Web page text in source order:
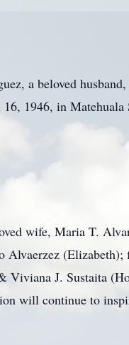
a beloved
1946, in
wife, Maria T.
Alvaerzez
Viviana J. Sustaita
will continue to